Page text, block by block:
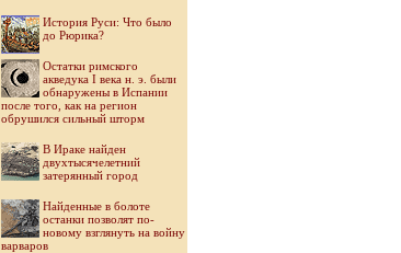
История Руси: Что было
до Рюрика?
Остатки римского
акведука I века н. э. были
обнаружены в Испании
после того, как на регион
обрушился сильный шторм
В Ираке найден
двухтысячелетний
затерянный город
Найденные в болоте
останки позволят по-
новому взглянуть на войну
варваров